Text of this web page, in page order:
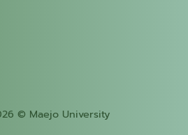
© Maejo University